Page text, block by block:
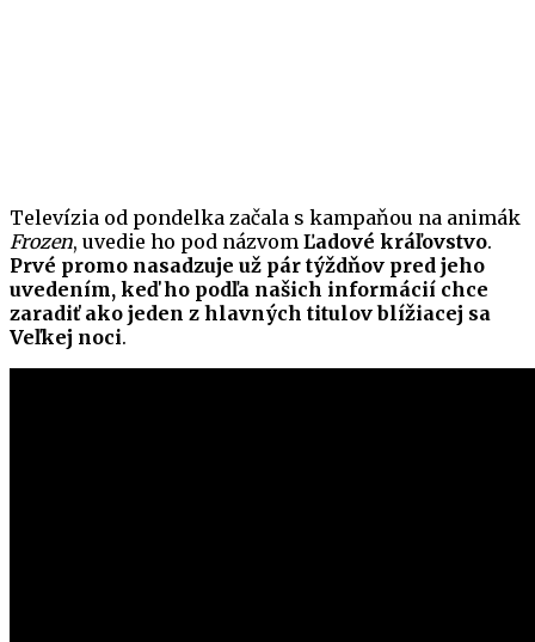
Televízia od pondelka začala s kampaňou na animák
Frozen, uvedie ho pod názvom Ľadové kráľovstvo.
Prvé promo nasadzuje už pár týždňov pred jeho
uvedením, keď ho podľa našich informácií chce
zaradiť ako jeden z hlavných titulov blížiacej sa
Veľkej noci.